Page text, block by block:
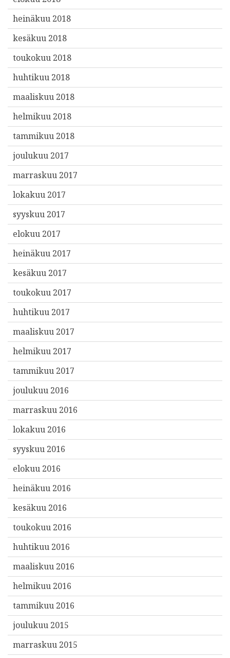
heinäkuu 2018
kesäkuu 2018
toukokuu 2018
huhtikuu 2018
maaliskuu 2018
helmikuu 2018
tammikuu 2018
joulukuu 2017
marraskuu 2017
lokakuu 2017
syyskuu 2017
elokuu 2017
heinäkuu 2017
kesäkuu 2017
toukokuu 2017
huhtikuu 2017
maaliskuu 2017
helmikuu 2017
tammikuu 2017
joulukuu 2016
marraskuu 2016
lokakuu 2016
syyskuu 2016
elokuu 2016
heinäkuu 2016
kesäkuu 2016
toukokuu 2016
huhtikuu 2016
maaliskuu 2016
helmikuu 2016
tammikuu 2016
joulukuu 2015
marraskuu 2015